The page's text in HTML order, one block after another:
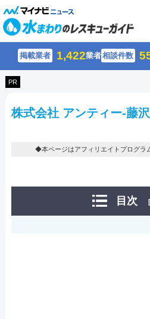
掲載業者 1,422業者相談件数
PR
株式会社 アンティー-藤
◆本ページはアフィリエイトプログラ
目次